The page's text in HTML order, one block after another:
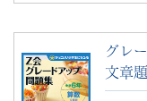
グレ
文章題